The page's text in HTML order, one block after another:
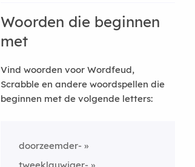
Woorden die beginnen
met
Vind woorden voor Wordfeud,
Scrabble en andere woordspellen die
beginnen met de volgende letters:
doorzeemder-